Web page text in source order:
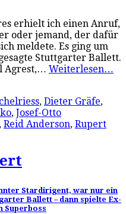
erhielt ich einen Anruf,
oder jemand, der dafür
meldete. Es ging um
Stuttgarter Ballett.
Agrest,… Weiterlesen…
, Dieter Gräfe,
, Josef-Otto
, Reid Anderson, Rupert
Stardirigent, war nur ein
Ballett – dann spielte Ex-
Superboss